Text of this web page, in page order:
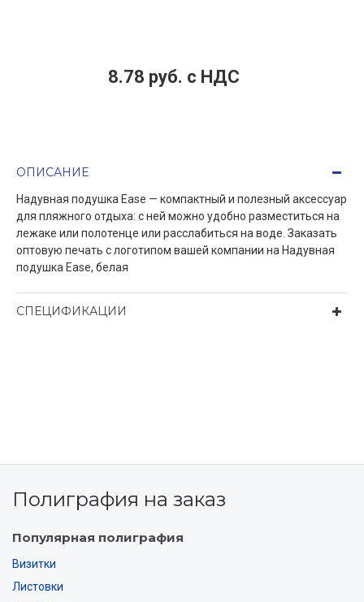
8.78 руб. c НДС
ОПИСАНИЕ
Надувная подушка Ease — компактный и полезный аксессуар
для пляжного отдыха: с ней можно удобно разместиться на
лежаке или полотенце или расслабиться на воде. Заказать
оптовую печать с логотипом вашей компании на Надувная
подушка Ease, белая
СПЕЦИФИКАЦИИ
Полиграфия на заказ
Популярная полиграфия
Визитки
Листовки